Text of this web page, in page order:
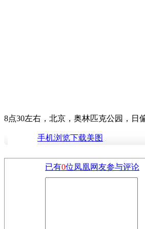
8点30左右，北京，奥林匹克公园，日
手机浏览下载美图
已有0位凤凰网友参与评论